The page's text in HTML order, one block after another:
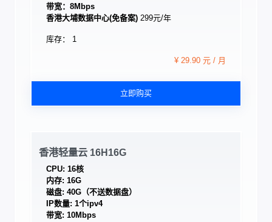
带宽：8Mbps
香港大埔数据中心(免备案) 299元/年
库存： 1
¥ 29.90 元 / 月
立即购买
香港轻量云 16H16G
CPU: 16核
内存: 16G
磁盘: 40G（不送数据盘）
IP数量: 1个ipv4
带宽: 10Mbps